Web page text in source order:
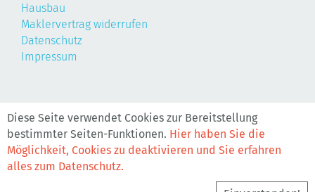
Diese Seite verwendet Cookies zur Bereitstellung
bestimmter Seiten-Funktionen. Hier haben Sie die
Möglichkeit, Cookies zu deaktivieren und Sie erfahren
alles zum Datenschutz.
Hausbau
Maklervertrag widerrufen
Datenschutz
Impressum
©2026, Realis